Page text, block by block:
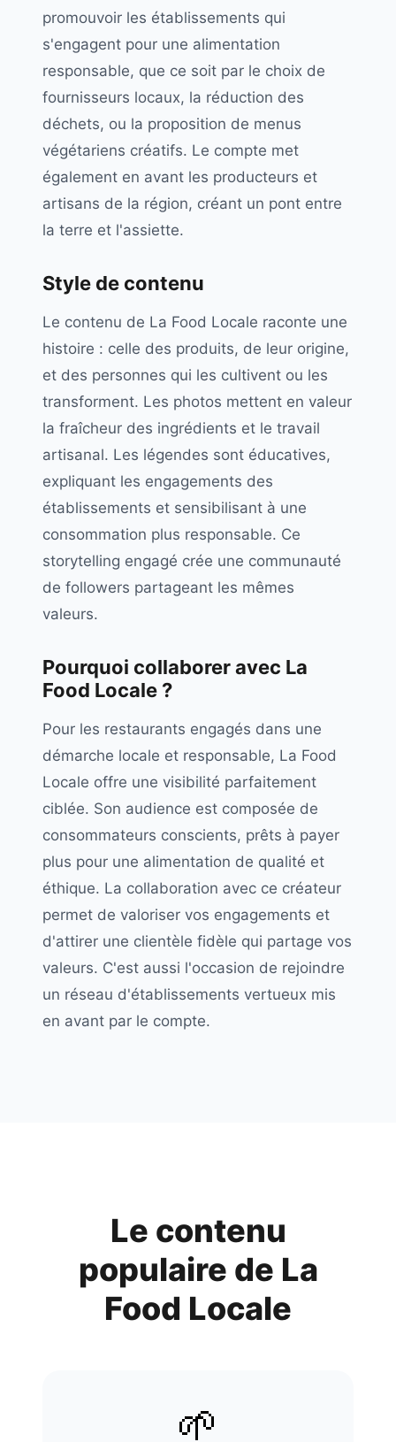
promouvoir les établissements qui
s'engagent pour une alimentation
responsable, que ce soit par le choix de
fournisseurs locaux, la réduction des
déchets, ou la proposition de menus
végétariens créatifs. Le compte met
également en avant les producteurs et
artisans de la région, créant un pont entre
la terre et l'assiette.
Style de contenu
Le contenu de La Food Locale raconte une
histoire : celle des produits, de leur origine,
et des personnes qui les cultivent ou les
transforment. Les photos mettent en valeur
la fraîcheur des ingrédients et le travail
artisanal. Les légendes sont éducatives,
expliquant les engagements des
établissements et sensibilisant à une
consommation plus responsable. Ce
storytelling engagé crée une communauté
de followers partageant les mêmes
valeurs.
Pourquoi collaborer avec La
Food Locale ?
Pour les restaurants engagés dans une
démarche locale et responsable, La Food
Locale offre une visibilité parfaitement
ciblée. Son audience est composée de
consommateurs conscients, prêts à payer
plus pour une alimentation de qualité et
éthique. La collaboration avec ce créateur
permet de valoriser vos engagements et
d'attirer une clientèle fidèle qui partage vos
valeurs. C'est aussi l'occasion de rejoindre
un réseau d'établissements vertueux mis
en avant par le compte.
Le contenu
populaire de La
Food Locale
🌱